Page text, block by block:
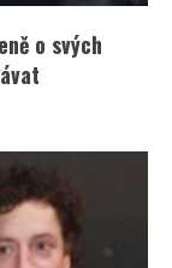
o svých